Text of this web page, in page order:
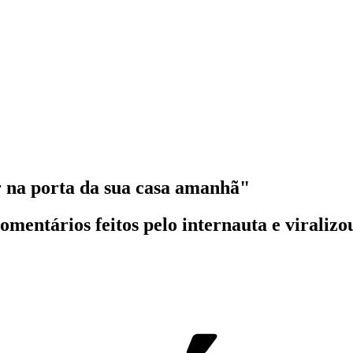
porta da sua casa amanhã"
feitos pelo internauta e